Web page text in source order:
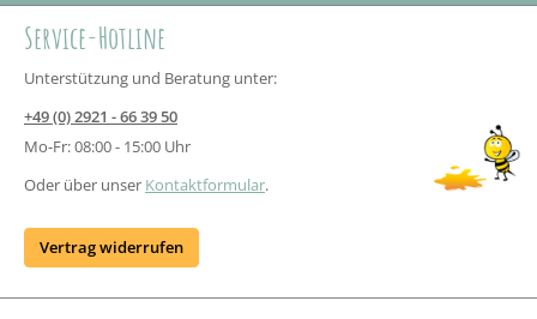
Service-Hotline
Unterstützung und Beratung unter:
+49 (0) 2921 - 66 39 50
Mo-Fr: 08:00 - 15:00 Uhr
Oder über unser Kontaktformular.
Vertrag widerrufen